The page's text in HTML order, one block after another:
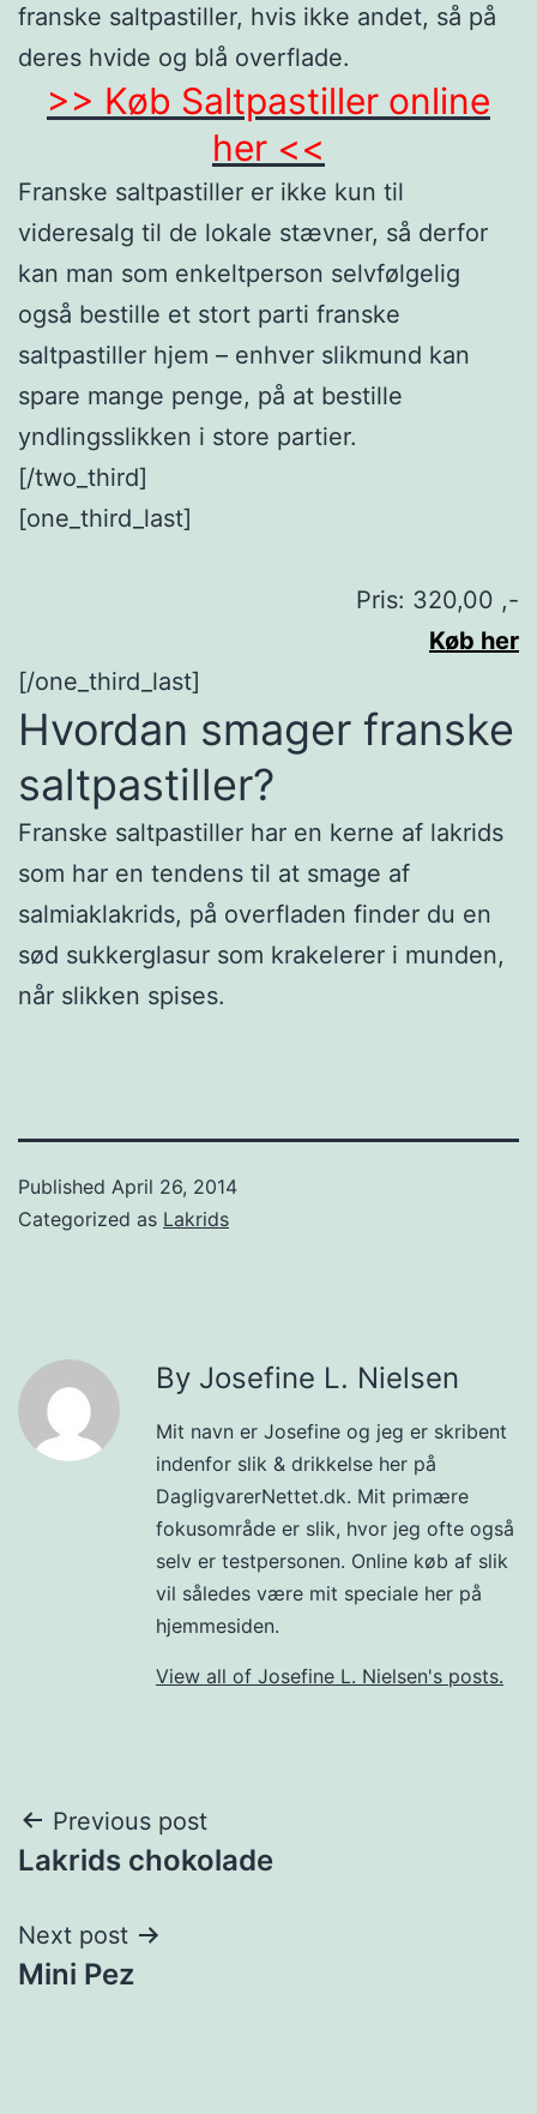
franske saltpastiller, hvis ikke andet, så på
deres hvide og blå overflade.
>> Køb Saltpastiller online
her <<
Franske saltpastiller er ikke kun til
videresalg til de lokale stævner, så derfor
kan man som enkeltperson selvfølgelig
også bestille et stort parti franske
saltpastiller hjem – enhver slikmund kan
spare mange penge, på at bestille
yndlingsslikken i store partier.
[/two_third]
[one_third_last]
Pris: 320,00 ,-
Køb her
[/one_third_last]
Hvordan smager franske
saltpastiller?
Franske saltpastiller har en kerne af lakrids
som har en tendens til at smage af
salmiaklakrids, på overfladen finder du en
sød sukkerglasur som krakelerer i munden,
når slikken spises.
Published April 26, 2014
Categorized as Lakrids
By Josefine L. Nielsen
Mit navn er Josefine og jeg er skribent
indenfor slik & drikkelse her på
DagligvarerNettet.dk. Mit primære
fokusområde er slik, hvor jeg ofte også
selv er testpersonen. Online køb af slik
vil således være mit speciale her på
hjemmesiden.
View all of Josefine L. Nielsen's posts.
Post
navigation
Previous post
Lakrids chokolade
Next post
Mini Pez